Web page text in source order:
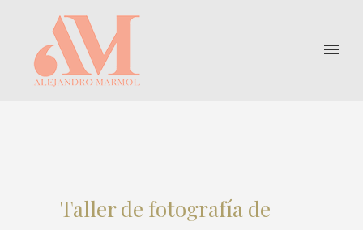
Taller de fotografía de